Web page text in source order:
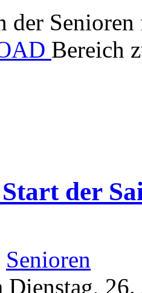
der
Bereich
der
Senioren
Dienstag,